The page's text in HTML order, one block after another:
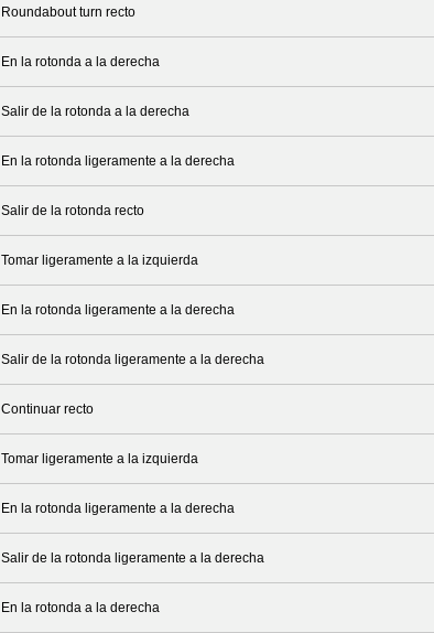
Roundabout turn recto
En la rotonda a la derecha
Salir de la rotonda a la derecha
En la rotonda ligeramente a la derecha
Salir de la rotonda recto
Tomar ligeramente a la izquierda
En la rotonda ligeramente a la derecha
Salir de la rotonda ligeramente a la derecha
Continuar recto
Tomar ligeramente a la izquierda
En la rotonda ligeramente a la derecha
Salir de la rotonda ligeramente a la derecha
En la rotonda a la derecha